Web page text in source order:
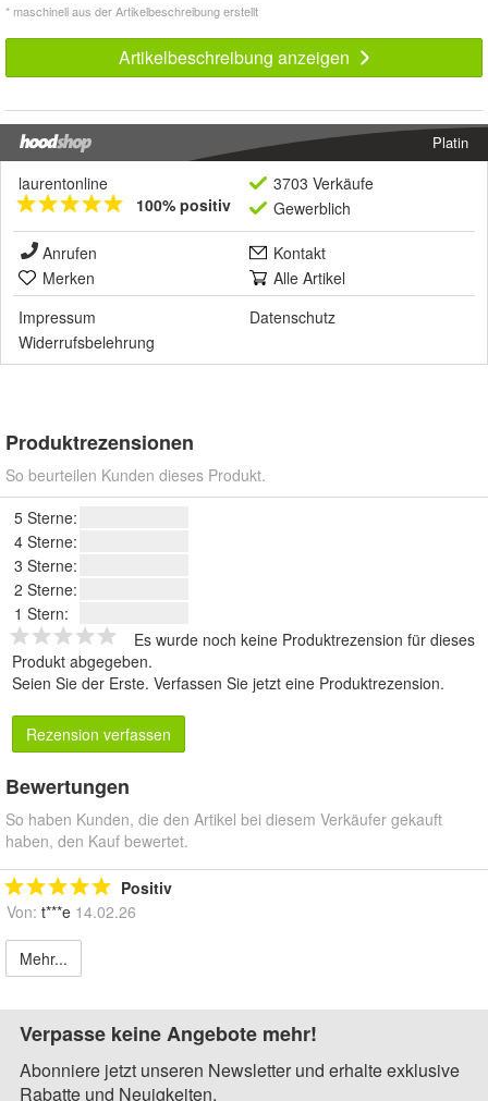
* maschinell aus der Artikelbeschreibung erstellt
Artikelbeschreibung anzeigen
Platin
laurentonline
100% positiv
3703 Verkäufe
Gewerblich
Anrufen
Kontakt
Merken
Alle Artikel
Impressum
Datenschutz
Widerrufsbelehrung
Produktrezensionen
So beurteilen Kunden dieses Produkt.
5 Sterne:
4 Sterne:
3 Sterne:
2 Sterne:
1 Stern:
Es wurde noch keine Produktrezension für dieses
Produkt abgegeben.
Seien Sie der Erste. Verfassen Sie jetzt eine Produktrezension.
Rezension verfassen
Bewertungen
So haben Kunden, die den Artikel bei diesem Verkäufer gekauft
haben, den Kauf bewertet.
Positiv
Von: t***e 14.02.26
Mehr...
Verpasse keine Angebote mehr!
Abonniere jetzt unseren Newsletter und erhalte exklusive
Rabatte und Neuigkeiten.